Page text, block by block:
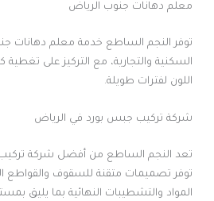
معلم دهانات جنوب الرياض
توفر النجم الساطع خدمة معلم دهانات
السكنية والتجارية، مع التركيز على
اللون لفترات طويلة.
شركة تركيب جبس بورد في الرياض
تعد النجم الساطع من أفضل شركة
توفر تصميمات متقنة للسقوف والقواطع
المواد والتشطيبات النهائية بما يليق